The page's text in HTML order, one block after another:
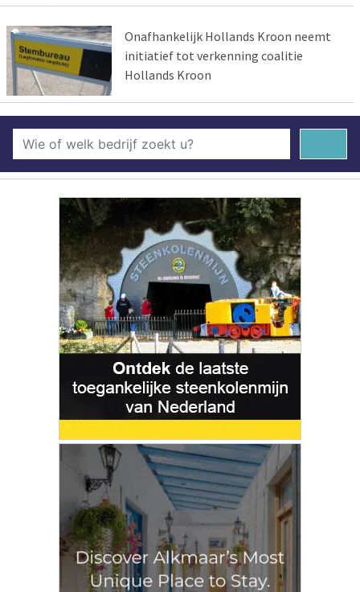
Onafhankelijk Hollands Kroon neemt
initiatief tot verkenning coalitie
Hollands Kroon